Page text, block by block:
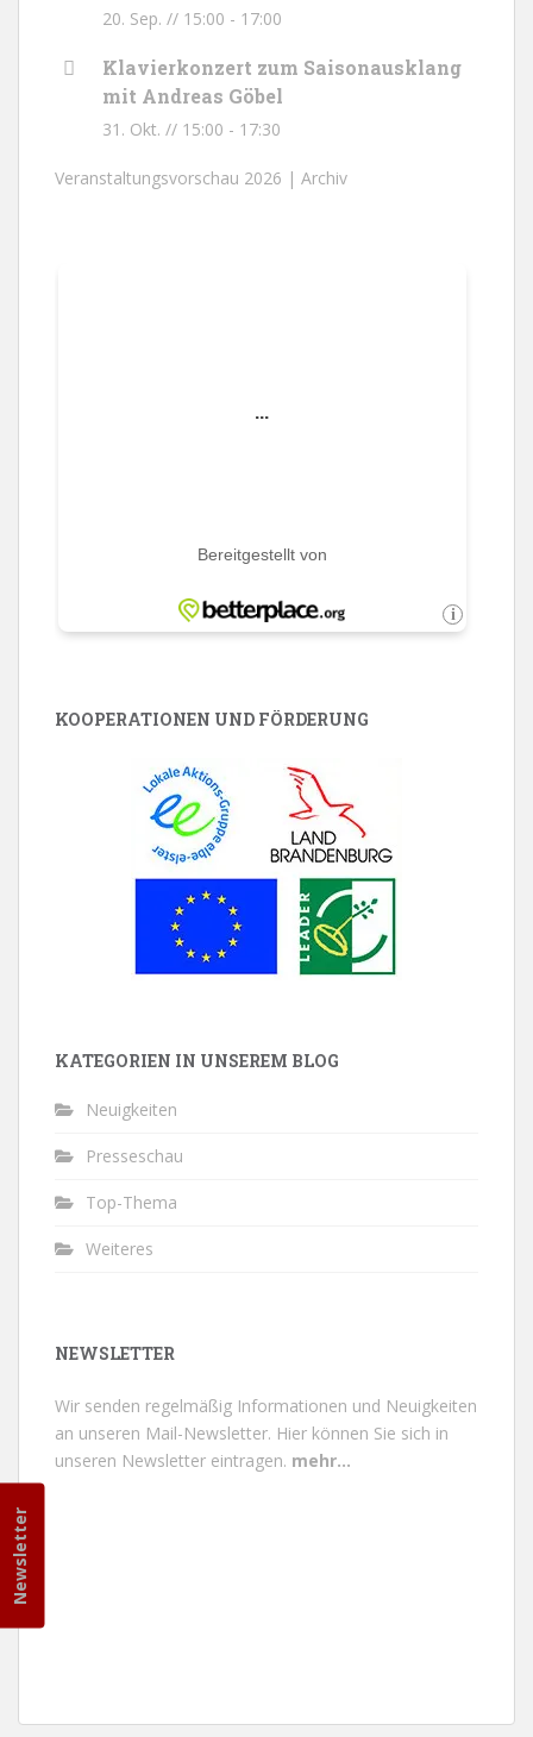
20. Sep. // 15:00 - 17:00
Klavierkonzert zum Saisonausklang
mit Andreas Göbel
31. Okt. // 15:00 - 17:30
Veranstaltungsvorschau 2026 | Archiv
KOOPERATIONEN UND FÖRDERUNG
KATEGORIEN IN UNSEREM BLOG
Neuigkeiten
Presseschau
Top-Thema
Weiteres
NEWSLETTER
Newsletter
Wir senden regelmäßig Informationen und Neuigkeiten
an unseren Mail-Newsletter. Hier können Sie sich in
unseren Newsletter eintragen. mehr...